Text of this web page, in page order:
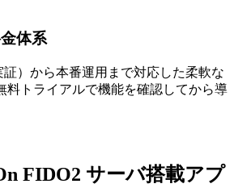
体系
証）から本番運用まで対応した柔軟な
料トライアルで機能を確認してから導
FIDO2 サーバ搭載アプ